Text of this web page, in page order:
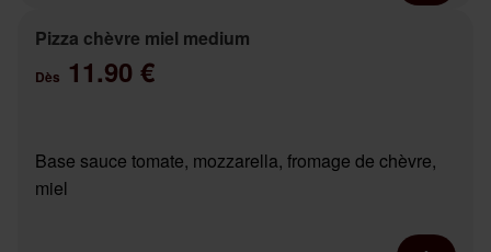
Pizza chèvre miel medium
Dès 11.90 €
Base sauce tomate, mozzarella, fromage de chèvre,
miel